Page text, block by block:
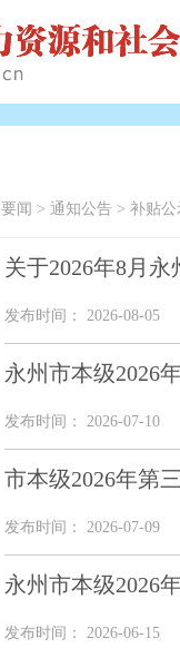
要闻 > 通知公告 > 补贴公
关于2026年8月
发布时间： 2026-08-05
永州市本级2026
发布时间： 2026-07-10
市本级2026年第
发布时间： 2026-07-09
永州市本级2026
发布时间： 2026-06-15